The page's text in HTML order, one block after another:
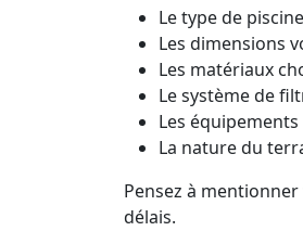
Le type de
Les dimensions
Les matériaux
Le système de
Les
La nature du
Pensez à
délais.